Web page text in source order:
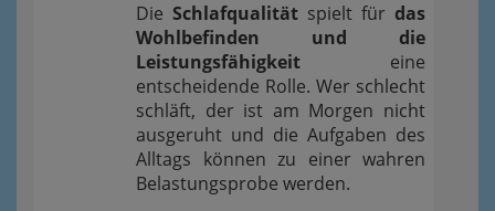
Die Schlafqualität spielt für das
Wohlbefinden und die
Leistungsfähigkeit eine
entscheidende Rolle. Wer schlecht
schläft, der ist am Morgen nicht
ausgeruht und die Aufgaben des
Alltags können zu einer wahren
Belastungsprobe werden.